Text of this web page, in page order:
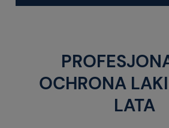
OCHRONA
LATA